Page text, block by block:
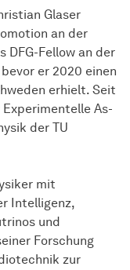
Glaser
an der
DFG-Fellow an der
er 2020 einen
erhielt. Seit
Experimentelle As­
der TU
mit
Intelligenz,
und
Forschung
zur